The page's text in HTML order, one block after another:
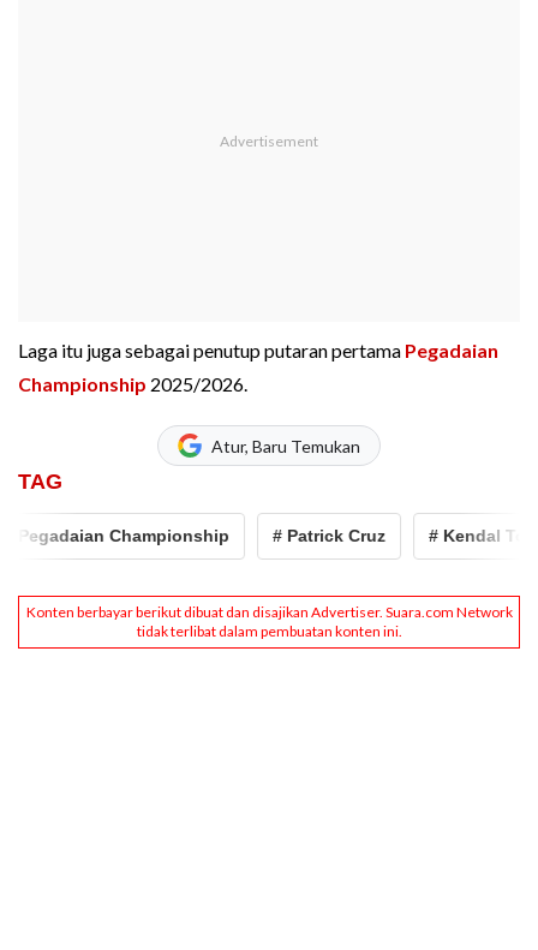
Laga itu juga sebagai penutup putaran pertama Pegadaian
Championship 2025/2026.
Atur, Baru Temukan
TAG
Championship # Patrick Cruz # Kendal